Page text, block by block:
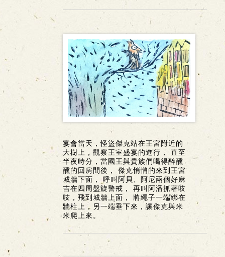
宴會當天，怪盜傑克站在王宮附近的
大樹上，觀察王室盛宴的進行， 直至
半夜時分，當國王與貴族們喝得醉醺
醺的回房間後， 傑克悄悄的來到王宮
城牆下面， 呼叫阿貝、阿尼兩個好麻
吉在四周盤旋警戒， 再叫阿潘抓著吱
吱，飛到城牆上面， 將繩子一端綁在
牆柱上，另一端垂下來，讓傑克與米
米爬上來。